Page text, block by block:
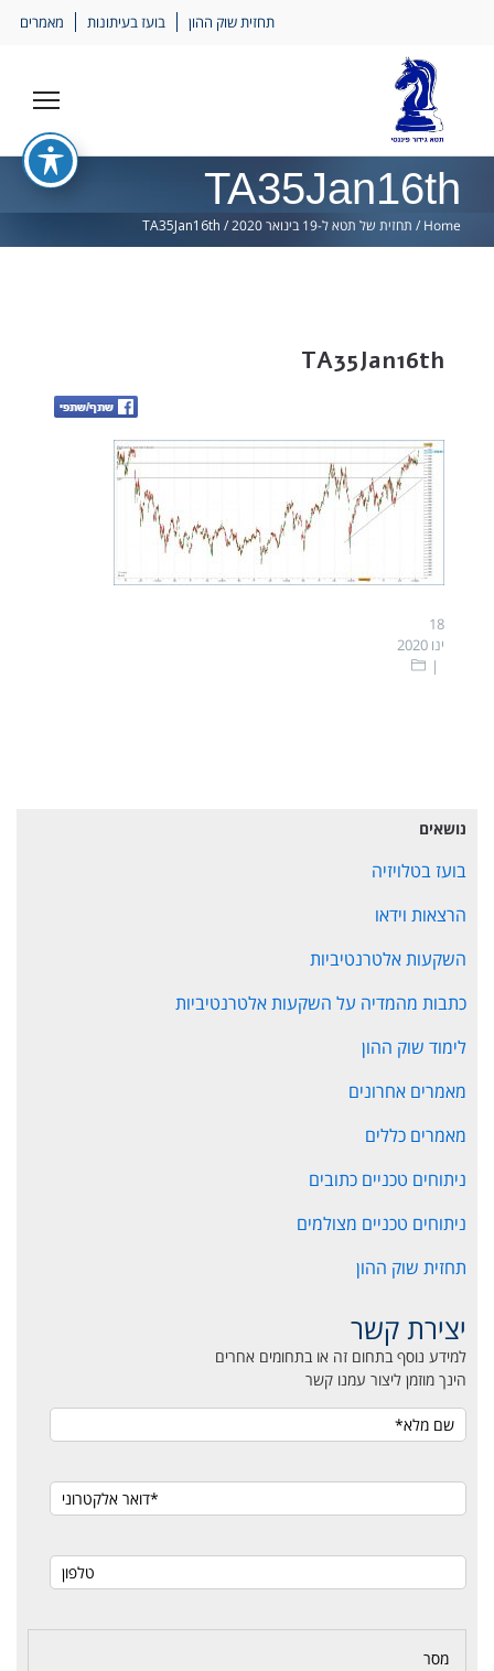
תחזית שוק ההון בועז בעיתונות מאמרים
TA35Jan16th
Home
/ תחזית של תטא ל-19 בינואר 2020 /
TA35Jan16th
TA35Jan16th
18
ינו 2020
נושאים
בועז בטלויזיה
הרצאות וידאו
השקעות אלטרנטיביות
כתבות מהמדיה על השקעות אלטרנטיביות
לימוד שוק ההון
מאמרים אחרונים
מאמרים כללים
ניתוחים טכניים כתובים
ניתוחים טכניים מצולמים
תחזית שוק ההון
יצירת קשר
למידע נוסף בתחום זה או בתחומים אחרים
הינך מוזמן ליצור עמנו קשר